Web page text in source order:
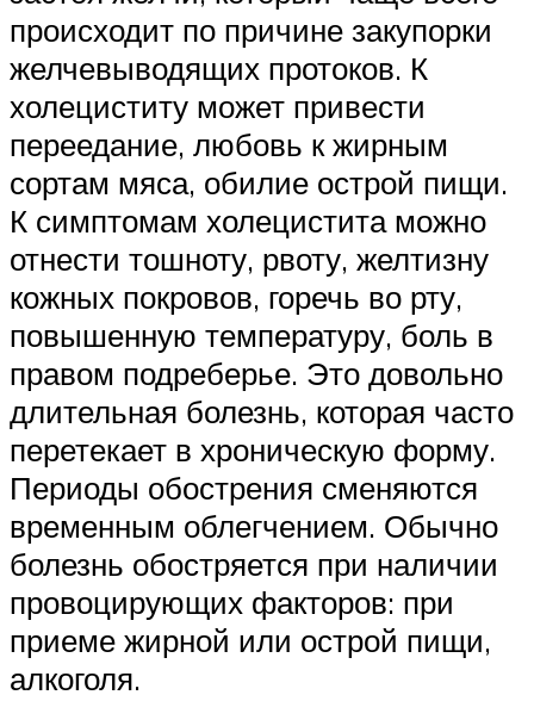
происходит по причине закупорки
желчевыводящих протоков. К
холециститу может привести
переедание, любовь к жирным
сортам мяса, обилие острой пищи.
К симптомам холецистита можно
отнести тошноту, рвоту, желтизну
кожных покровов, горечь во рту,
повышенную температуру, боль в
правом подреберье. Это довольно
длительная болезнь, которая часто
перетекает в хроническую форму.
Периоды обострения сменяются
временным облегчением. Обычно
болезнь обостряется при наличии
провоцирующих факторов: при
приеме жирной или острой пищи,
алкоголя.